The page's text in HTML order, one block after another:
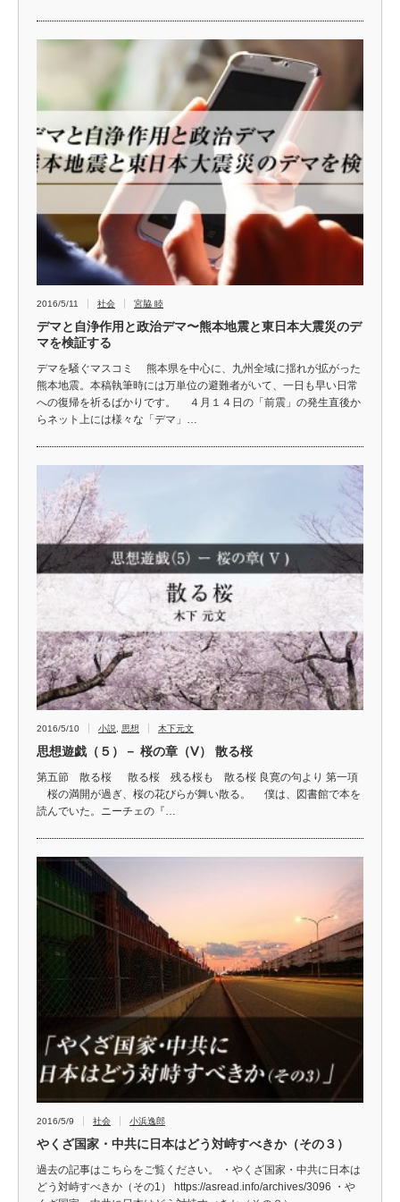
2016/5/11 社会 宮脇 睦
デマと自浄作用と政治デマ〜熊本地震と東日本大震災のデ
マを検証する
デマを騒ぐマスコミ 熊本県を中心に、九州全域に揺れが拡がった
熊本地震。本稿執筆時には万単位の避難者がいて、一日も早い日常
への復帰を祈るばかりです。 ４月１４日の「前震」の発生直後か
らネット上には様々な「デマ」…
2016/5/10 小説 思想 木下元文
思想遊戯（５）－ 桜の章（Ⅴ） 散る桜
第五節 散る桜 散る桜 残る桜も 散る桜 良寛の句より 第一項
桜の満開が過ぎ、桜の花びらが舞い散る。 僕は、図書館で本を
読んでいた。ニーチェの『…
2016/5/9 社会 小浜逸郎
やくざ国家・中共に日本はどう対峙すべきか（その３）
過去の記事はこちらをご覧ください。 ・やくざ国家・中共に日本は
どう対峙すべきか（その1） https://asread.info/archives/3096 ・や